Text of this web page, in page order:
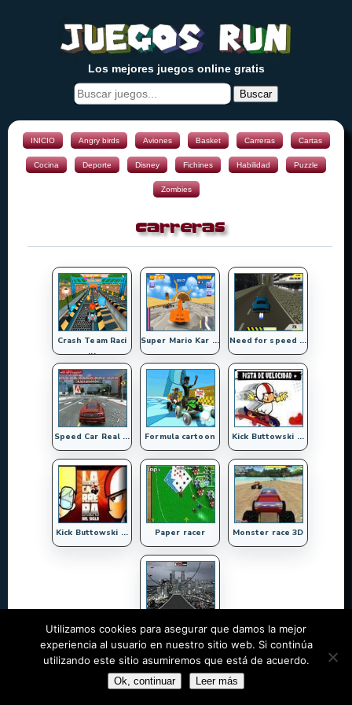
Los mejores juegos online gratis
Buscar
INICIO Angry birds Aviones Basket Carreras Cartas
Cocina Deporte Disney Fichines Habilidad Puzzle
Zombies
carreras
Crash Team Raci
...
Super Mario Kar ... Need for speed ...
Speed Car Real ... Formula cartoon Kick Buttowski ...
Kick Buttowski ... Paper racer Monster race 3D
Batman caballer
...
Juegos Run| Designed by WordPress Themes Book
Utilizamos cookies para asegurar que damos la mejor
experiencia al usuario en nuestro sitio web. Si continúa
utilizando este sitio asumiremos que está de acuerdo.
Ok, continuar Leer más